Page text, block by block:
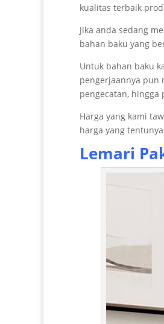
kualitas terbaik
Jika anda sedang
bahan baku yang
Untuk bahan baku
pengerjaannya pun
pengecatan, hingga
Harga yang kami
harga yang
Lemari